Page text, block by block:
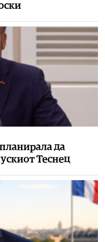
да
Теснец